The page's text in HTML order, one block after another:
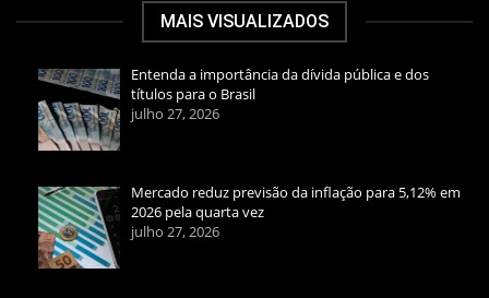
MAIS VISUALIZADOS
Entenda a importância da dívida pública e dos
títulos para o Brasil
julho 27, 2026
Mercado reduz previsão da inflação para 5,12% em
2026 pela quarta vez
julho 27, 2026